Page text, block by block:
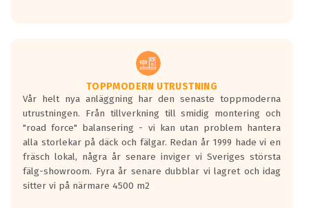
TOPPMODERN UTRUSTNING
Vår helt nya anläggning har den senaste toppmoderna
utrustningen. Från tillverkning till smidig montering och
"road force" balansering - vi kan utan problem hantera
alla storlekar på däck och fälgar. Redan år 1999 hade vi en
fräsch lokal, några år senare inviger vi Sveriges största
fälg-showroom. Fyra år senare dubblar vi lagret och idag
sitter vi på närmare 4500 m2